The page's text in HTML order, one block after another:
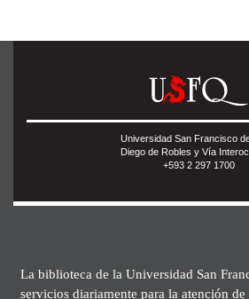
Universidad San Francisco
Diego de Robles y Vía
+593 2 297 1700
La biblioteca de la Universidad San
servicios diariamente para la atención de